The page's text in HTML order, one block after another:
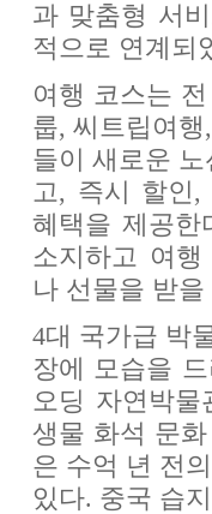
과 맞춤형 서
적으로 연계되
여행 코스는
룹, 씨트립여
들이 새로운
고, 즉시 할인
혜택을 제공한
소지하고 여행
나 선물을 받을
4대 국가급 박
장에 모습을
오딩 자연박물
생물 화석 문
은 수억 년 전
있다. 중국 습